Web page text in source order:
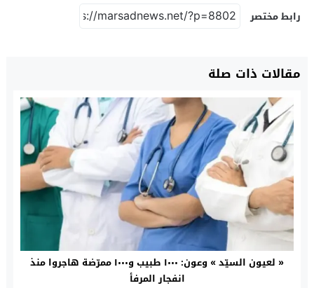
رابط مختصر
مقالات ذات صلة
« لعيون السيّد » وعون: ١٠٠٠ طبيب و١٠٠٠ ممرّضة هاجروا منذ
انفجار المرفأ